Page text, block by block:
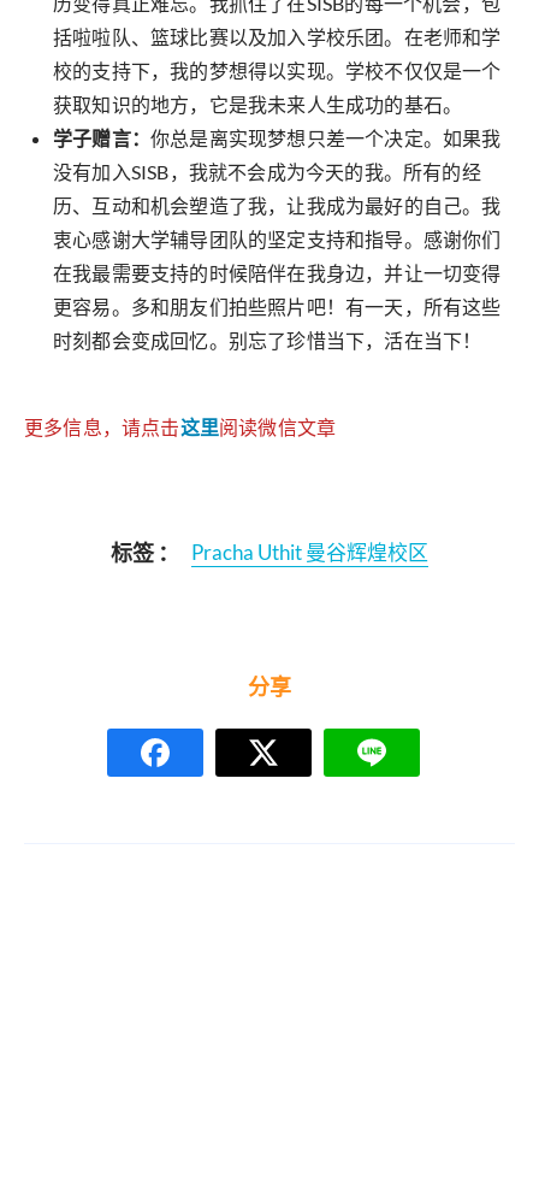
括啦啦队、篮球比赛以及加入学校乐团。在老师和学
校的支持下，我的梦想得以实现。学校不仅仅是一个
获取知识的地方，它是我未来人生成功的基石。
学子赠言： 你总是离实现梦想只差一个决定。如果我
没有加入SISB，我就不会成为今天的我。所有的经
历、互动和机会塑造了我，让我成为最好的自己。我
衷心感谢大学辅导团队的坚定支持和指导。感谢你们
在我最需要支持的时候陪伴在我身边，并让一切变得
更容易。多和朋友们拍些照片吧！有一天，所有这些
时刻都会变成回忆。别忘了珍惜当下，活在当下！
更多信息，请点击这里阅读微信文章
标签 ： Pracha Uthit 曼谷辉煌校区
分享